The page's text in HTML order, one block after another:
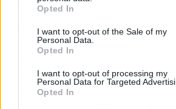
Opted In
I want to opt-out of the Sale of my
Personal Data.
Opted In
I want to opt-out of processing my
Personal Data for Targeted
Opted In
vías podrían ver paralizadas
según fuentes jurídicas.
La decisión del Supremo
debate más amplio sobre si
de esta envergadura puede